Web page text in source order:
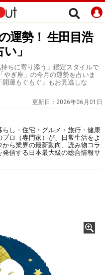
運勢！ 生田目浩
」
ちに寄り添う」鑑定スタイルで
やぎ座」の今月の運勢を占いま
運もぐもぐ」もお見逃しな
更新日： 2026年06月01日
らし・住宅・グルメ・旅行・健康
ロ（専門家）が、日常生活をよ
ら業界の最新動向、読み物コラ
信する日本最大級の総合情報サ